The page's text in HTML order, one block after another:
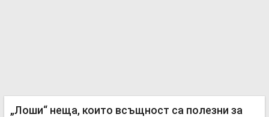
„Лоши“ неща, които всъщност са полезни за